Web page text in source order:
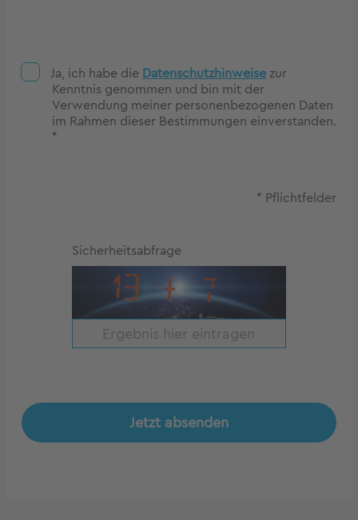
Ja, ich habe die Datenschutzhinweise zur
Kenntnis genommen und bin mit der
Verwendung meiner personenbezogenen Daten
im Rahmen dieser Bestimmungen einverstanden.
*
* Pflichtfelder
Sicherheitsabfrage
Jetzt absenden